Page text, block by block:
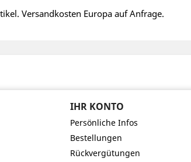
Versandkosten Europa auf Anfrage.
IHR KONTO
Persönliche Infos
Bestellungen
Rückvergütungen